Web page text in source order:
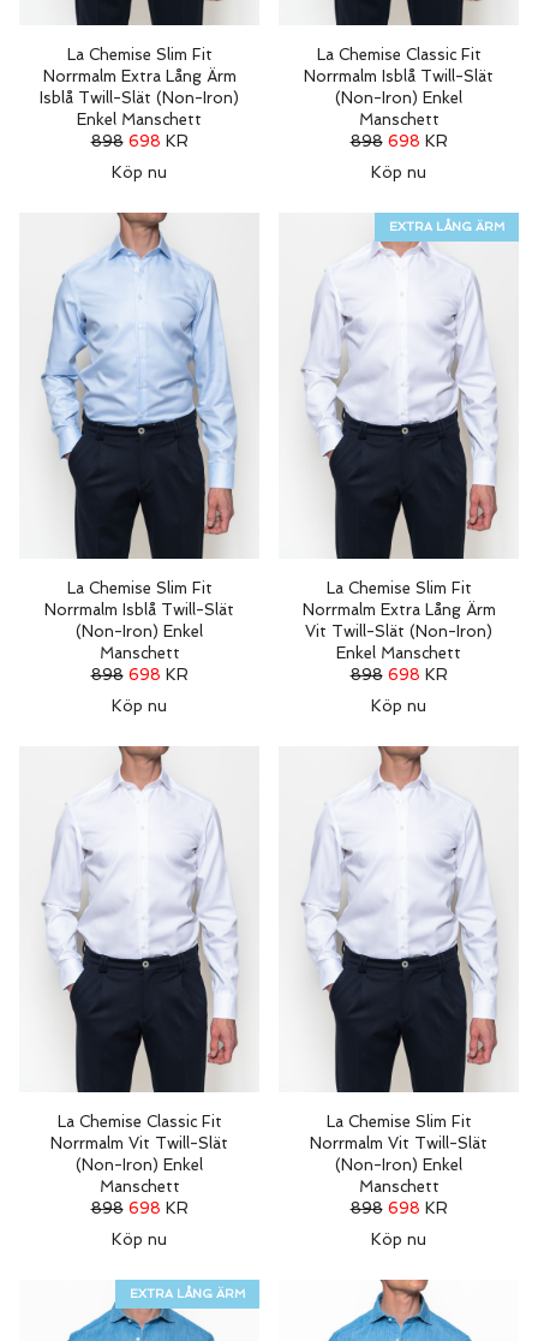
La Chemise Slim Fit
Norrmalm Extra Lång Ärm
Isblå Twill-Slät (Non-Iron)
Enkel Manschett
898 698 KR
Köp nu
La Chemise Classic Fit
Norrmalm Isblå Twill-Slät
(Non-Iron) Enkel
Manschett
898 698 KR
Köp nu
La Chemise Slim Fit
Norrmalm Isblå Twill-Slät
(Non-Iron) Enkel
Manschett
898 698 KR
Köp nu
EXTRA LÅNG ÄRM
La Chemise Slim Fit
Norrmalm Extra Lång Ärm
Vit Twill-Slät (Non-Iron)
Enkel Manschett
898 698 KR
Köp nu
La Chemise Classic Fit
Norrmalm Vit Twill-Slät
(Non-Iron) Enkel
Manschett
898 698 KR
Köp nu
La Chemise Slim Fit
Norrmalm Vit Twill-Slät
(Non-Iron) Enkel
Manschett
898 698 KR
Köp nu
EXTRA LÅNG ÄRM